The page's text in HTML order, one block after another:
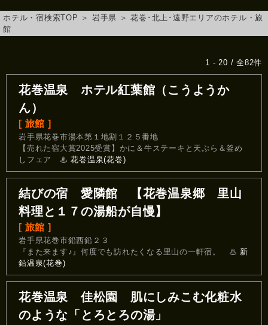
ホテル・宿検索TOP ＞ 岩手県 ＞花巻･北上･遠野エリアのホテル・旅
館
1 - 20 / 全82件
花巻温泉 ホテル紅葉館（こうようか
ん）
[ 旅館 ]
岩手県花巻市湯本第１地割１２５番地
【売れた宿大賞2025受賞】かに＆牛ステーキと天ぷら＆釜め
しフェア
♨花巻温泉(花巻)
結びの宿 愛隣館 【花巻温泉郷 里山
料理と１７の湯船が自慢】
[ 旅館 ]
岩手県花巻市鉛西鉛２３
『また来ます♪』何度でも訪れたくなる里山の一軒宿。
♨ 新
鉛温泉(花巻)
花巻温泉 佳松園 肌にしみこむ化粧水
のような「とろとろの湯」